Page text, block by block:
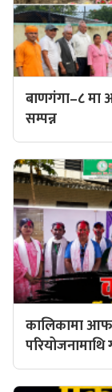
बाणगंगा–८ मा
सम्पन्न
कालिकामा
परियोजनामाथि